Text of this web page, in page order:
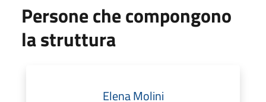
Persone che compongono
la struttura
Elena Molini